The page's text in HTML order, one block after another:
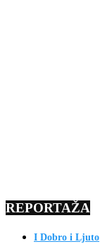
REPORTAŽA
I Dobro i Ljuto